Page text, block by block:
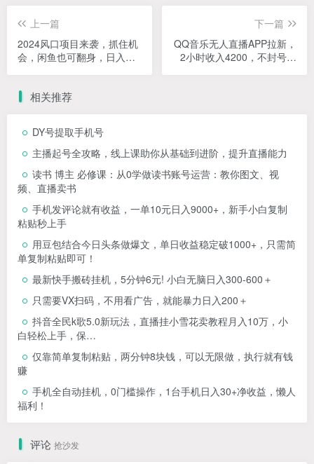
上一篇
2024风口项目来袭，抓住机
会，闲鱼也可翻身，日入上
下一篇
QQ音乐无人直播APP拉新，
2小时收入4200，不封号新
相关推荐
DY号提取手机号
主播起号全攻略，线上课助你从基础到进阶，提升直播能力
读书 博主 必修课：从0学做读书账号运营：教你图文、视
频、直播卖书
手机发评论就有收益，一单10元日入9000+，新手小白复制
粘贴秒上手
用豆包结合今日头条做爆文，单日收益稳定破1000+，只需简
单复制粘贴即可！
最新快手搬砖挂机，5分钟6元! 小白无脑日入300-600＋
只需要VX扫码，不用看广告，就能暴力日入200＋
抖音全民k歌5.0新玩法，直播挂小雪花卖教程月入10万，小
白轻松上手，保…
仅靠简单复制粘贴，两分钟8块钱，可以无限做，执行就有钱
赚
手机全自动挂机，0门槛操作，1台手机日入30+净收益，懒人
福利！
评论 抢沙发